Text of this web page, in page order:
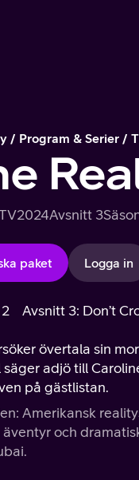
Program & Serier
2024Avsnitt 3
paket Logga in
Avsnitt 3: Don’t
övertala sin
säger adjö till
på gästlistan.
Amerikansk
och